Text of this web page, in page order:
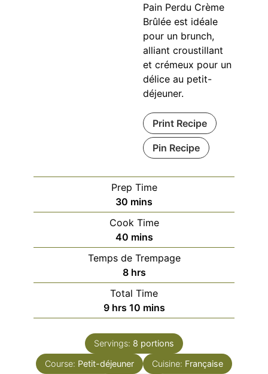
Pain Perdu Crème
Brûlée est idéale
pour un brunch,
alliant croustillant
et crémeux pour un
délice au petit-
déjeuner.
Print Recipe
Pin Recipe
Prep Time
30 minutes
mins
Cook Time
40minutes
mins
Temps de Trempage
8hours
hrs
Total Time
9hours
hrs 10minutes
mins
Servings: 8 portions
Course: Petit-déjeuner Cuisine: Française